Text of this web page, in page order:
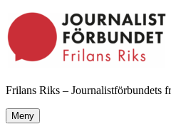
Hoppa
till
innehåll
Frilans Riks – Journalistförbundets
Meny